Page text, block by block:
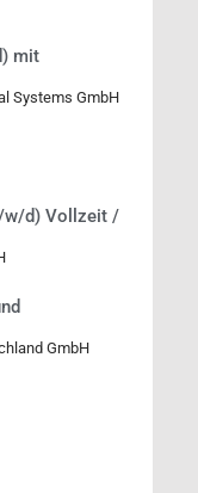
mit
Systems GmbH
w/d) Vollzeit /
GmbH